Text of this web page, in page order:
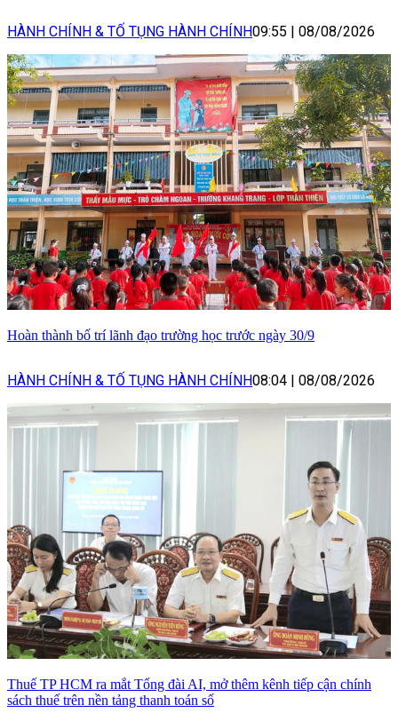
HÀNH CHÍNH & TỐ TỤNG HÀNH CHÍNH09:55 08/08/2026
Hoàn thành bố trí lãnh đạo trường học trước ngày 30/9
HÀNH CHÍNH & TỐ TỤNG HÀNH CHÍNH08:04 08/08/2026
Thuế TP HCM ra mắt Tổng đài AI, mở thêm kênh tiếp cận chính
sách thuế trên nền tảng thanh toán số